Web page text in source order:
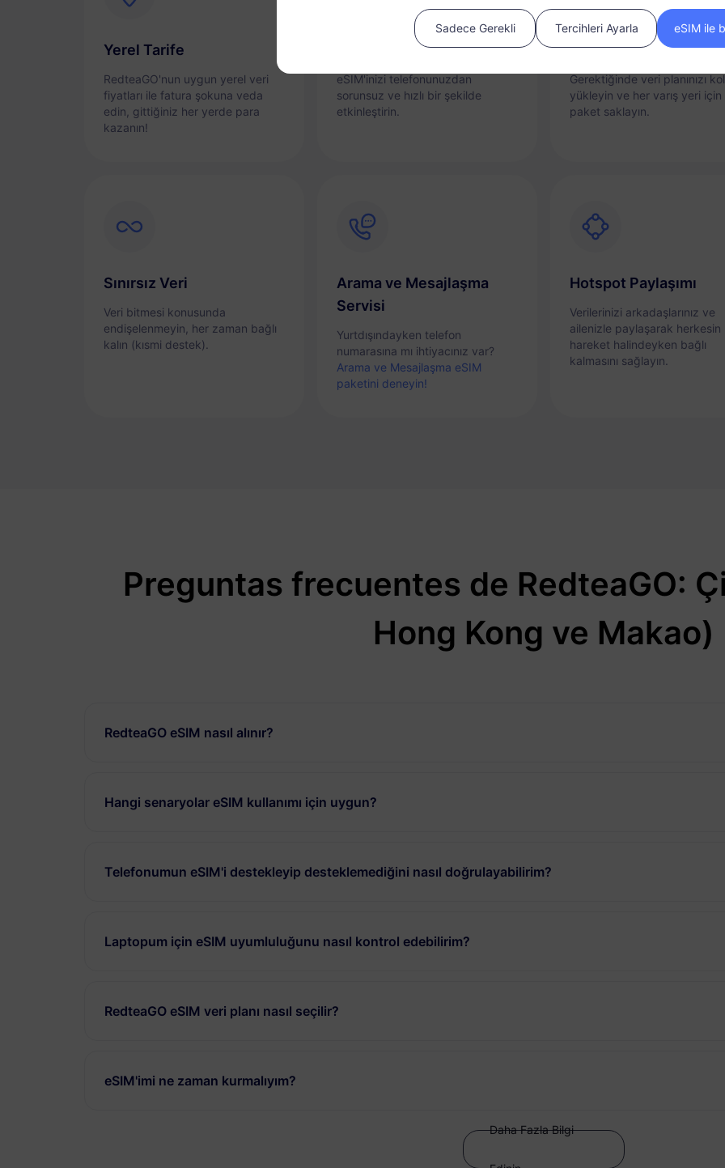
Yerel Tarife
RedteaGO'nun uygun yerel veri
fiyatları ile fatura şokuna veda
edin, gittiğiniz her yerde para
kazanın!
Anında Bağlantı
eSIM'inizi telefonunuzdan
sorunsuz ve hızlı bir şekilde
etkinleştirin.
Yükleme Seçeneği
Gerektiğinde veri planınızı
yükleyin ve her varış yeri için
paket saklayın.
Sınırsız Veri
Veri bitmesi konusunda
endişelenmeyin, her zaman bağlı
kalın (kısmi destek).
Arama ve Mesajlaşma
Servisi
Yurtdışındayken telefon
numarasına mı ihtiyacınız var?
Arama ve Mesajlaşma eSIM
paketini deneyin!
Hotspot Paylaşımı
Verilerinizi arkadaşlarınız ve
ailenizle paylaşarak herkesin
hareket halindeyken bağlı
kalmasını sağlayın.
Preguntas frecuentes de RedteaGO:
Hong Kong ve Makao)
RedteaGO eSIM nasıl alınır?
Hangi senaryolar eSIM kullanımı için uygun?
Telefonumun eSIM'i destekleyip desteklemediğini nasıl doğrulayabilirim?
Laptopum için eSIM uyumluluğunu nasıl kontrol edebilirim?
RedteaGO eSIM veri planı nasıl seçilir?
eSIM'imi ne zaman kurmalıyım?
Daha Fazla Bilgi
Sadece Gerekli Tercihleri Ayarla eSIM ile